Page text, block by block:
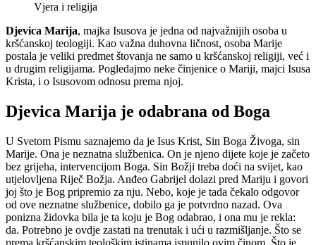
Vjera i religija
Djevica Marija, majka Isusova je jedna od najvažnijih osoba u
kršćanskoj teologiji. Kao važna duhovna ličnost, osoba Marije
postala je veliki predmet štovanja ne samo u kršćanskoj religiji, već i
u drugim religijama. Pogledajmo neke činjenice o Mariji, majci Isusa
Krista, i o Isusovom odnosu prema njoj.
Djevica Marija je odabrana od Boga
U Svetom Pismu saznajemo da je Isus Krist, Sin Boga Živoga, sin
Marije. Ona je neznatna službenica. On je njeno dijete koje je začeto
bez grijeha, intervencijom Boga. Sin Božji treba doći na svijet, kao
utjelovljena Riječ Božja. Anđeo Gabrijel dolazi pred Mariju i govori
joj što je Bog pripremio za nju. Nebo, koje je tada čekalo odgovor
od ove neznatne službenice, dobilo ga je potvrdno nazad. Ova
ponizna židovka bila je ta koju je Bog odabrao, i ona mu je rekla:
da. Potrebno je ovdje zastati na trenutak i ući u razmišljanje. Što se
prema kršćanskim teološkim istinama ispunilo ovim činom. Što je